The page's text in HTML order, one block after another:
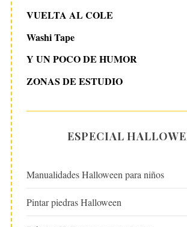
VUELTA AL COLE
Washi Tape
Y UN POCO DE HUMOR
ZONAS DE ESTUDIO
ESPECIAL
Manualidades Halloween para niños
Pintar piedras Halloween